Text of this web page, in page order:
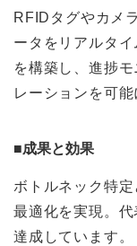
RFIDタグやカメ
ータをリアルタ
を構築し、進捗
レーションを可能
■成果と効果
ボトルネック特
最適化を実現。
達成しています。